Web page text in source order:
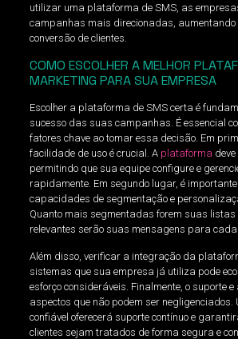
utilizar uma plataforma de SMS, as
campanhas mais direcionadas, aumentando
conversão de clientes.
COMO ESCOLHER A MELHOR
MARKETING PARA SUA EMPRESA
Escolher a plataforma de SMS certa é
sucesso das suas campanhas. É essencial
fatores chave ao tomar essa decisão. Em
facilidade de uso é crucial. A plataforma
permitindo que sua equipe configure e
rapidamente. Em segundo lugar, é
capacidades de segmentação e
Quanto mais segmentadas forem suas listas
relevantes serão suas mensagens para cada
Além disso, verificar a integração da
sistemas que sua empresa já utiliza pode
esforço consideráveis. Finalmente, o suporte
aspectos que não podem ser
confiável oferecerá suporte contínuo e
clientes sejam tratados de forma segura e